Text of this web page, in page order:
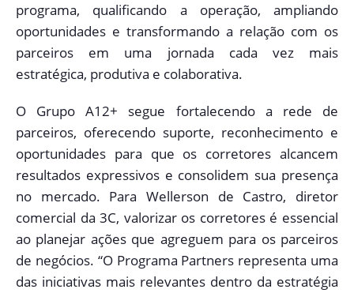
programa, qualificando a operação, ampliando
oportunidades e transformando a relação com os
parceiros em uma jornada cada vez mais
estratégica, produtiva e colaborativa.
O Grupo A12+ segue fortalecendo a rede de
parceiros, oferecendo suporte, reconhecimento e
oportunidades para que os corretores alcancem
resultados expressivos e consolidem sua presença
no mercado. Para Wellerson de Castro, diretor
comercial da 3C, valorizar os corretores é essencial
ao planejar ações que agreguem para os parceiros
de negócios. “O Programa Partners representa uma
das iniciativas mais relevantes dentro da estratégia